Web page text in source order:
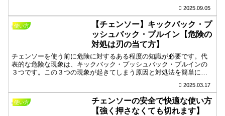
作業を進めることもでき補助に入ることもできる良い資格です。
2025.09.05
使い方
【チェンソー】キックバック・プ
ッシュバック・プルイン【危険の
対処は刃の当て方】
チェンソーを使う前に危険に対するある程度の知識が必要です。代
表的な危険な現象は、キックバック・プッシュバック・プルインの
３つです。この３つの現象が起きてしまう原因と対処法を簡単にま
して機械の重みと刃の食い込みで切ることです。力は危険を回避す
るために使うのもポイントです。
2025.03.17
使い方
チェンソーの安全で快適な使い方
【強く押さなくても切れます】